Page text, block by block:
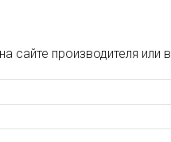
сайте производителя или в